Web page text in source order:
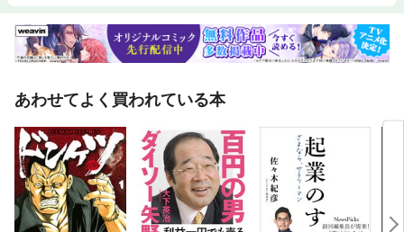
あわせてよく買われている本